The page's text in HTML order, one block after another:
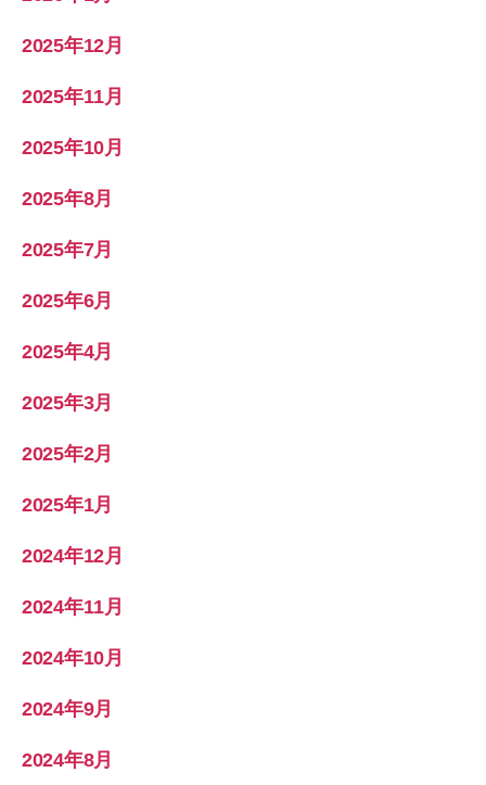
2025年12月
2025年11月
2025年10月
2025年8月
2025年7月
2025年6月
2025年4月
2025年3月
2025年2月
2025年1月
2024年12月
2024年11月
2024年10月
2024年9月
2024年8月